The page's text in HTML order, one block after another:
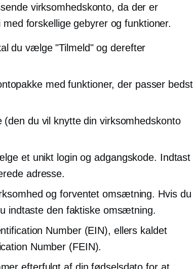
virksomhedskonto, da der er
forskellige gebyrer og funktioner.
du vælge "Tilmeld" og derefter
med funktioner, der passer bedst
(den du vil knytte din virksomhedskonto
et unikt login og adgangskode. Indtast
adresse.
og forventet omsætning. Hvis du
indtaste den faktiske omsætning.
Number (EIN), ellers kaldet
Number (FEIN).